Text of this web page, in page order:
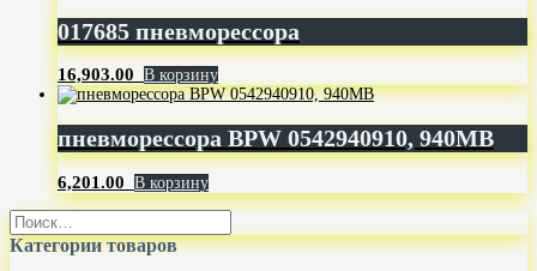
017685 пневморессора
16,903.00 В корзину
пневморессора BPW 0542940910, 940MB
6,201.00 В корзину
Категории товаров